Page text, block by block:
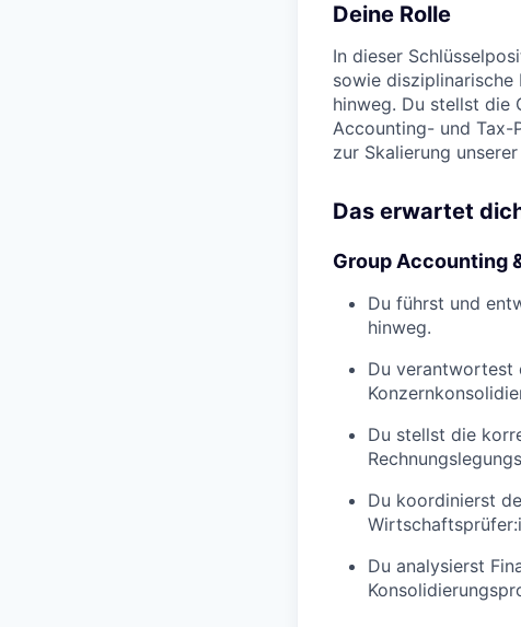
Deine Rolle
In dieser
sowie disziplinarische
hinweg. Du stellst die
Accounting- und Tax-
zur Skalierung
Das erwartet
Group Accounting
Du führst und
hinweg.
Du verantwortest
Du stellst die
Du koordinierst
Du analysierst